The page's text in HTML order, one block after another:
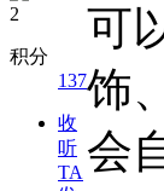
积分
137
收
听
TA
可
饰
会